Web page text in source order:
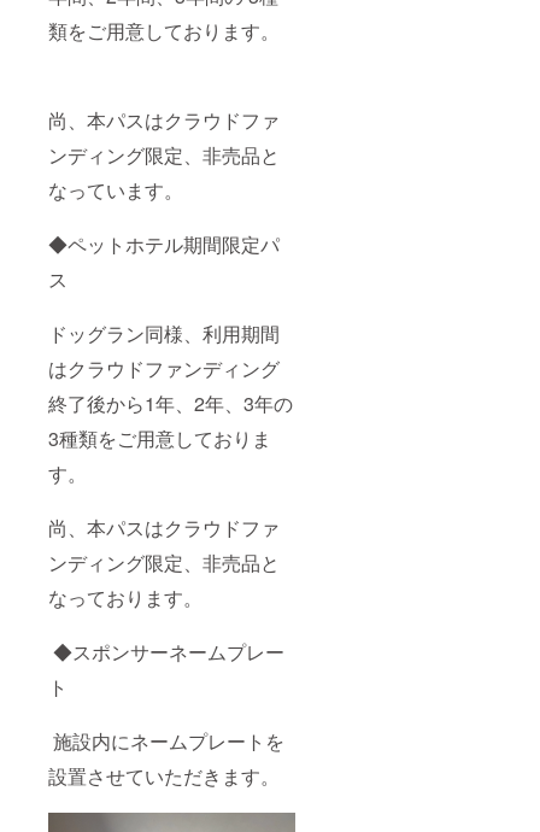
類をご用意しております。
尚、本パスはクラウドファ
ンディング限定、非売品と
なっています。
◆ペットホテル期間限定パ
ス
ドッグラン同様、利用期間
はクラウドファンディング
終了後から1年、2年、3年の
3種類をご用意しておりま
す。
尚、本パスはクラウドファ
ンディング限定、非売品と
なっております。
◆スポンサーネームプレー
ト
施設内にネームプレートを
設置させていただきます。